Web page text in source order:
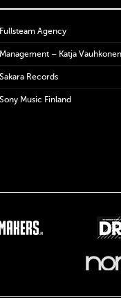
Fullsteam Agency
Management – Katja Vauhkonen
Sakara Records
Sony Music Finland